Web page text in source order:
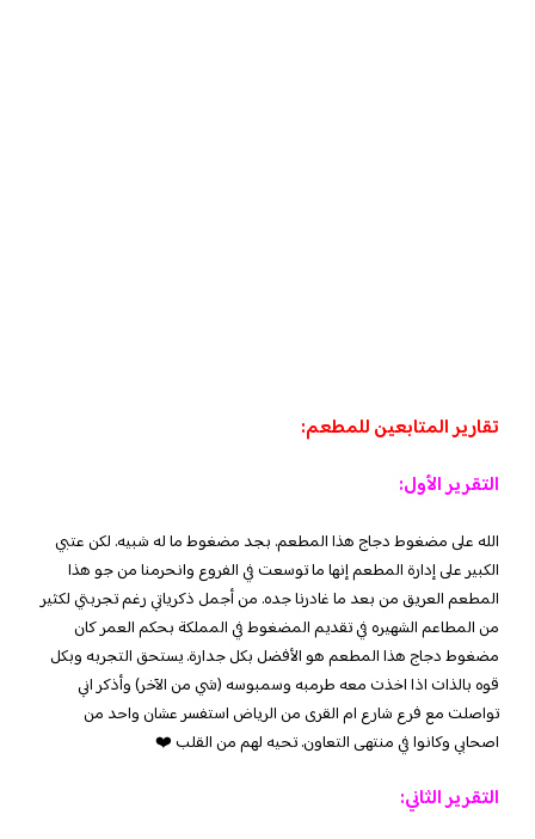
تقارير المتابعين للمطعم:
التقرير الأول:
الله على مضغوط دجاج هذا المطعم. بجد مضغوط ما له شبيه. لكن عتبي
الكبير على إدارة المطعم إنها ما توسعت في الفروع وانحرمنا من جو هذا
المطعم العريق من بعد ما غادرنا جده. من أجمل ذكرياتي رغم تجربتي لكثير
من المطاعم الشهيره في تقديم المضغوط في المملكة بحكم العمر كان
مضغوط دجاج هذا المطعم هو الأفضل بكل جدارة. يستحق التجربه وبكل
قوه بالذات اذا اخذت معه طرمبه وسمبوسه (شي من الآخر) وأذكر اني
تواصلت مع فرع شارع ام القرى من الرياض استفسر عشان واحد من
اصحابي وكانوا في منتهى التعاون. تحيه لهم من القلب ❤️
التقرير الثاني: